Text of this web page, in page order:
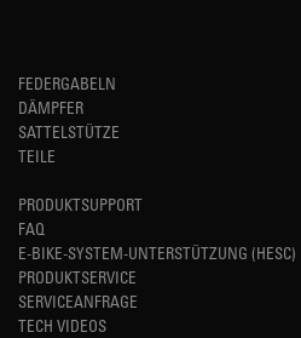
FEDERGABELN
DÄMPFER
SATTELSTÜTZE
TEILE
PRODUKTSUPPORT
FAQ
E-BIKE-SYSTEM-UNTERSTÜTZUNG (HESC)
PRODUKTSERVICE
SERVICEANFRAGE
TECH VIDEOS